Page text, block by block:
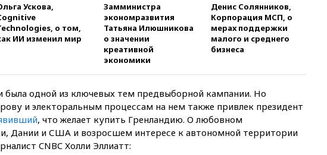
WP: Трамп призвал
доноров-республиканцев
поддержать Вэнса на выборах
2028 года
19:20Число ломбардов в РФ
года
19:15Жуковский и аэропорт
Геленджика возобновили
работу
Ускова,
о том,
ИИ изменил мир
Замминистра
экономразвития
Татьяна Илюшникова
о значении
креативной
экономики
Денис Солянников,
Корпорация МСП, о
мерах поддержки
малого и среднего
бизнеса
была одной из ключевых тем предвыборной кампании. Но
и электоральным процессам на нем также привлек президент
, что желает купить Гренландию. О любовном
Дании и США и возросшем интересе к автономной территории
CNBC Холли Эллиатт: